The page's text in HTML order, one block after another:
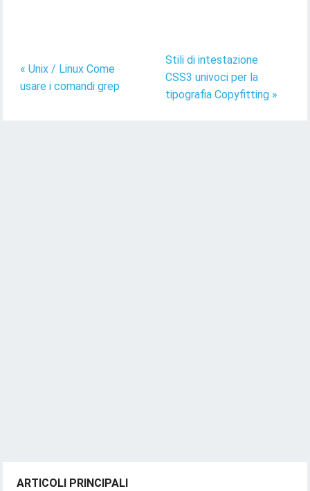
« Unix / Linux Come
usare i comandi grep
Stili di intestazione
CSS3 univoci per la
tipografia Copyfitting »
ARTICOLI PRINCIPALI